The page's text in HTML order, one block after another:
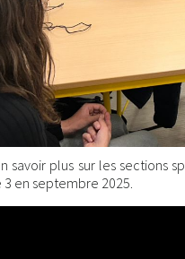
savoir plus sur les sections
3 en septembre 2025.